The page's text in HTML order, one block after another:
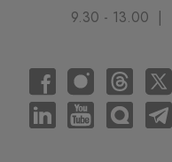
9.30 - 13.00 |